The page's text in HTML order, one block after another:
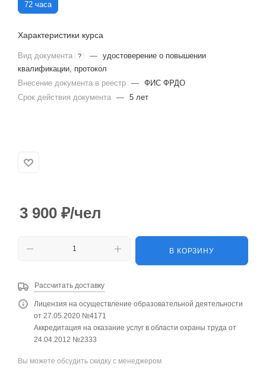
72 часа
Характеристики курса
Вид документа ? — удостоверение о повышении
квалификации, протокол
Внесение документа в реестр — ФИС ФРДО
Срок действия документа — 5 лет
3 900 ₽/чел
В КОРЗИНУ
Рассчитать доставку
Лицензия на осуществление образовательной деятельности
от 27.05.2020 №4171
Аккредитация на оказание услуг в области охраны труда от
24.04.2012 №2333
Вы можете обсудить скидку с менеджером